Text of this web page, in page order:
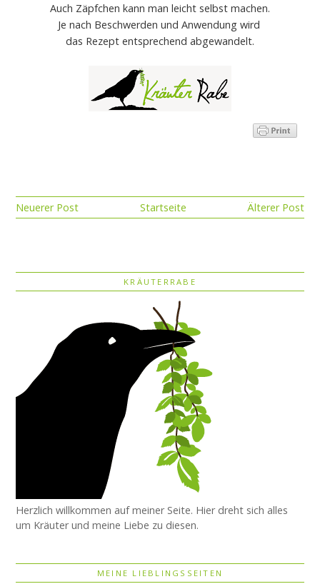
Auch Zäpfchen kann man leicht selbst machen.
Je nach Beschwerden und Anwendung wird
das Rezept entsprechend abgewandelt.
Neuerer Post Älterer Post
Startseite
KRÄUTERRABE
Herzlich willkommen auf meiner Seite. Hier dreht sich alles
um Kräuter und meine Liebe zu diesen.
MEINE LIEBLINGSSEITEN